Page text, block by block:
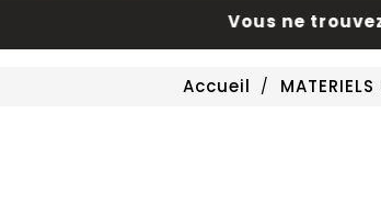
Vous ne trouvez
Accueil